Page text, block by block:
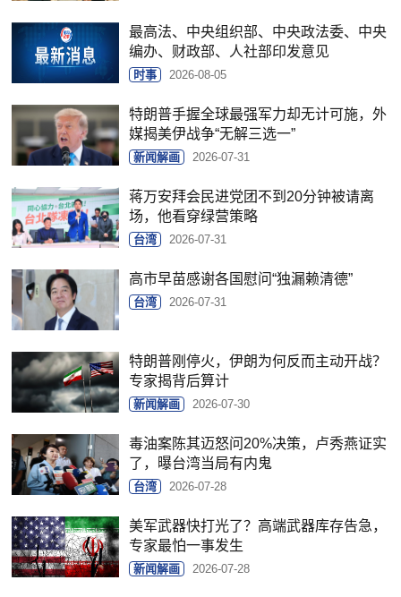
最高法、中央组织部、中央政法委、中央
编办、财政部、人社部印发意见
时事 2026-08-05
特朗普手握全球最强军力却无计可施，外
媒揭美伊战争“无解三选一”
新闻解画 2026-07-31
蒋万安拜会民进党团不到20分钟被请离
场，他看穿绿营策略
台湾 2026-07-31
高市早苗感谢各国慰问“独漏赖清德”
台湾 2026-07-31
特朗普刚停火，伊朗为何反而主动开战？
专家揭背后算计
新闻解画 2026-07-30
毒油案陈其迈怒问20%决策，卢秀燕证实
了，曝台湾当局有内鬼
台湾 2026-07-28
美军武器快打光了？高端武器库存告急，
专家最怕一事发生
新闻解画 2026-07-28